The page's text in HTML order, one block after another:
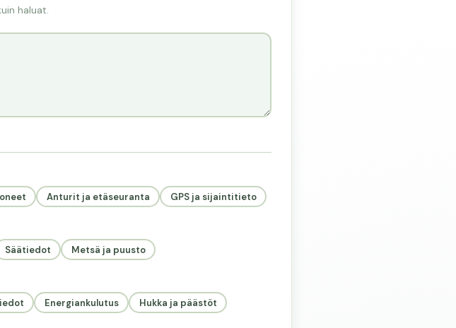
haluat.
Anturit ja etäseuranta GPS ja sijaintitieto
Säätiedot Metsä ja puusto
Energiankulutus Hukka ja päästöt